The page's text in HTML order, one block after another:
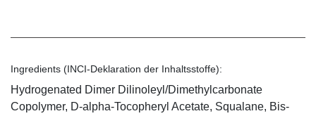
Ingredients (INCI-Deklaration der Inhaltsstoffe):
Hydrogenated Dimer Dilinoleyl/Dimethylcarbonate
Copolymer, D-alpha-Tocopheryl Acetate, Squalane, Bis-